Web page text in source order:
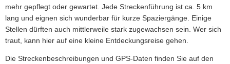
mehr gepflegt oder gewartet. Jede Streckenführung ist ca. 5 km
lang und eignen sich wunderbar für kurze Spaziergänge. Einige
Stellen dürften auch mittlerweile stark zugewachsen sein. Wer sich
traut, kann hier auf eine kleine Entdeckungsreise gehen.
Die Streckenbeschreibungen und GPS-Daten finden Sie auf den